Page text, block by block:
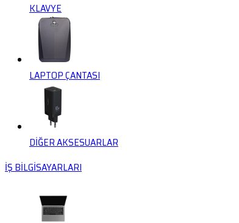
KLAVYE
LAPTOP ÇANTASI
DİĞER AKSESUARLAR
İŞ BİLGİSAYARLARI